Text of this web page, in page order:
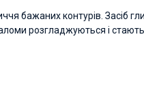
бажаних контурів. Засіб
розгладжуються і